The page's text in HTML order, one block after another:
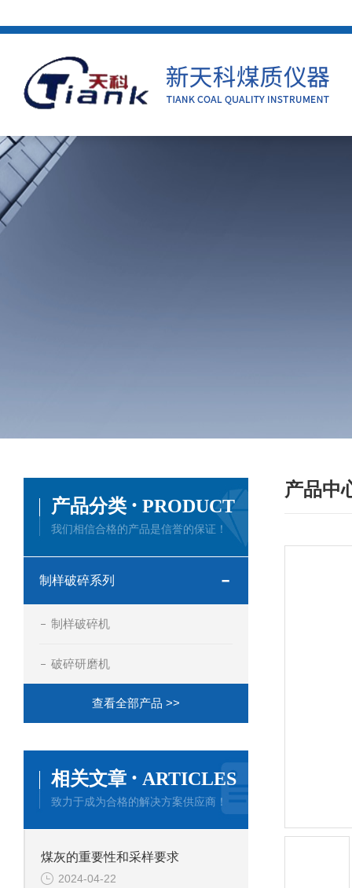
产品中
产品分类 · PRODUCT
我们相信合格的产品是信誉的保证！
制样破碎系列
制样破碎机
破碎研磨机
查看全部产品 >>
相关文章 · ARTICLES
致力于成为合格的解决方案供应商！
煤灰的重要性和采样要求
2024-04-22